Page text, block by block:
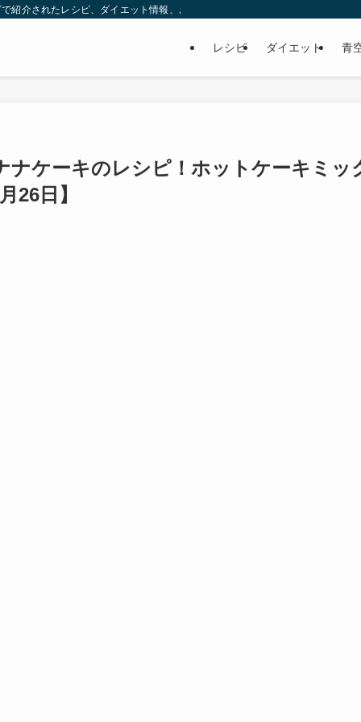
介されたレシピ、ダイエット情報、お取り寄せなどを紹介します。
レシピ ダイエット 青
ナケーキのレシピ！ホットケーキミッ
26日】